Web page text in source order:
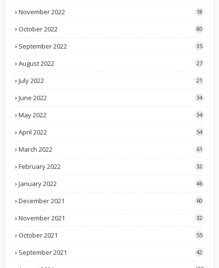
November 2022 18
October 2022 80
September 2022 35
August 2022 27
July 2022 21
June 2022 34
May 2022 34
April 2022 54
March 2022 61
February 2022 32
January 2022 46
December 2021 60
November 2021 32
October 2021 55
September 2021 42